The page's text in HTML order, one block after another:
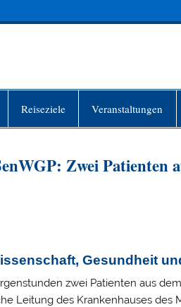
Reiseziele Veranstaltungen
Zwei Patienten
Gesundheit
zwei Patienten aus
Leitung des Krankenhauses des